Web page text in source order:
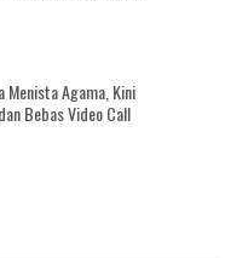
Menista Agama, Kini
Bebas Video Call